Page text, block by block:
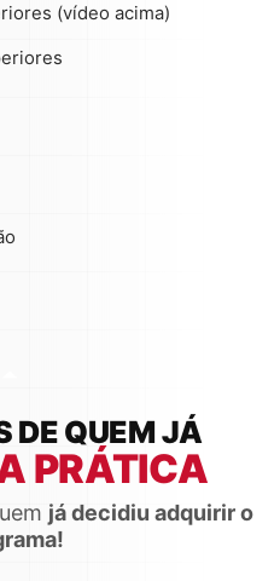
(vídeo acima)
DE QUEM JÁ
PRÁTICA
já decidiu adquirir o